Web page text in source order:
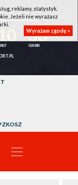
UMCS LUBLIN
36
reklamy, statystyk.
Jeżeli nie wyrażasz
Wyrażam zgodę »